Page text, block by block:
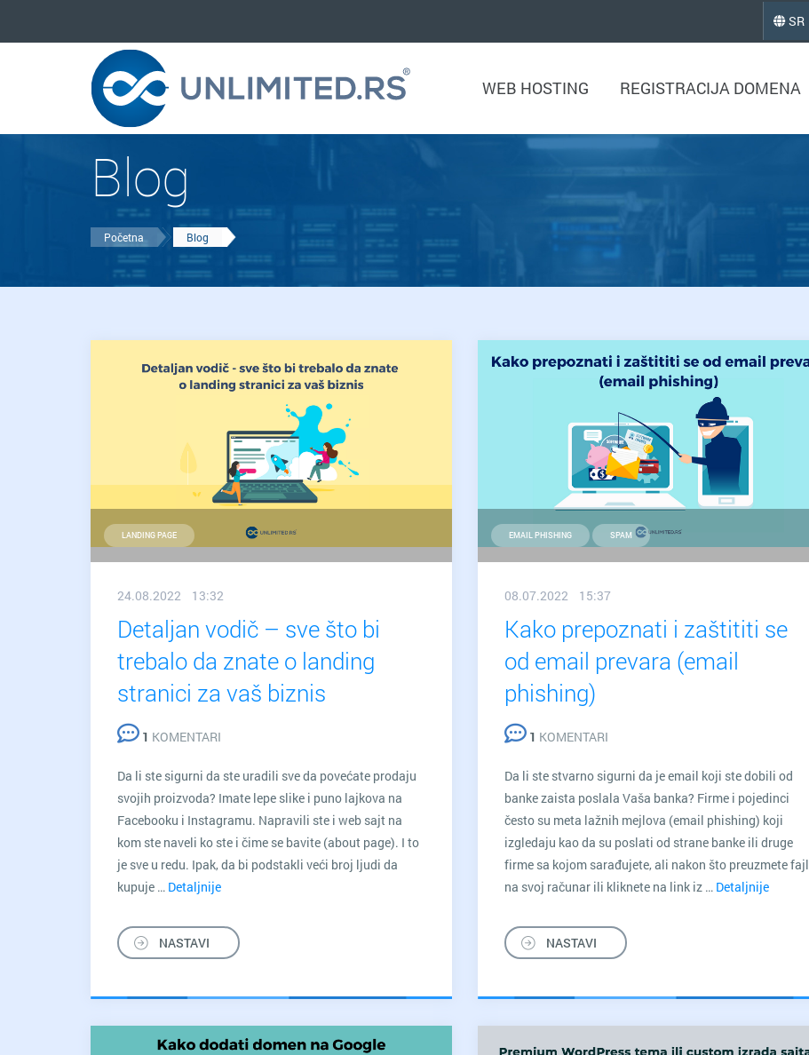
SR
WEB HOSTING REGISTRACIJA DOMENA
Blog
Početna Blog
LANDING PAGE
24.08.2022 13:32
Detaljan vodič – sve što bi
trebalo da znate o landing
stranici za vaš biznis
1 KOMENTARI
Da li ste sigurni da ste uradili sve da povećate prodaju
svojih proizvoda? Imate lepe slike i puno lajkova na
Facebooku i Instagramu. Napravili ste i web sajt na
kom ste naveli ko ste i čime se bavite (about page). I to
je sve u redu. Ipak, da bi podstakli veći broj ljudi da
kupuje … Detaljnije
–
sve
bi
da
NASTAVI
EMAIL PHISHING SPAM
08.07.2022 15:37
Kako prepoznati i zaštititi se
od email prevara (email
phishing)
1 KOMENTARI
Da li ste stvarno sigurni da je email koji ste dobili od
banke zaista poslala Vaša banka? Firme i pojedinci
često su meta lažnih mejlova (email phishing) koji
izgledaju kao da su poslati od strane banke ili druge
firme sa kojom sarađujete, ali nakon što preuzmete fajl
na svoj računar ili kliknete na link iz … Detaljnije
od
NASTAVI